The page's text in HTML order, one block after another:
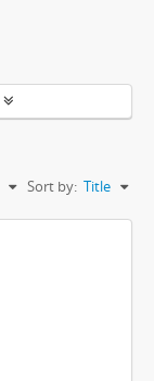
Sort by: Title